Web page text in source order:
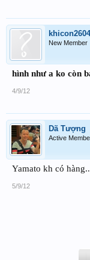
khicon2604
New Member
hình như a ko còn
4/9/12
Dã Tượng
Active
Yamato kh có
5/9/12